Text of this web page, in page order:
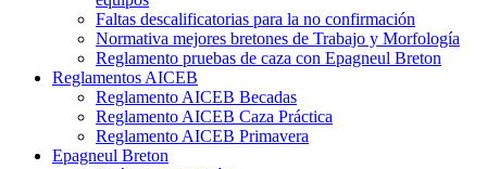
Faltas descalificatorias para la no confirmación
Normativa mejores bretones de Trabajo y Morfología
Reglamento pruebas de caza con Epagneul Breton
Reglamentos AICEB
Reglamento AICEB Becadas
Reglamento AICEB Caza Práctica
Reglamento AICEB Primavera
Epagneul Breton